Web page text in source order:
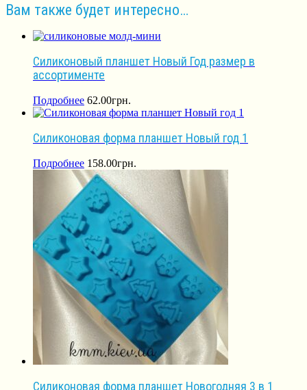
Вам также будет интересно…
Силиконовый планшет Новый Год размер в
ассортименте
Подробнее 62.00грн.
Силиконовая форма планшет Новый год 1
Подробнее 158.00грн.
Силиконовая форма планшет Новогодняя 3 в 1